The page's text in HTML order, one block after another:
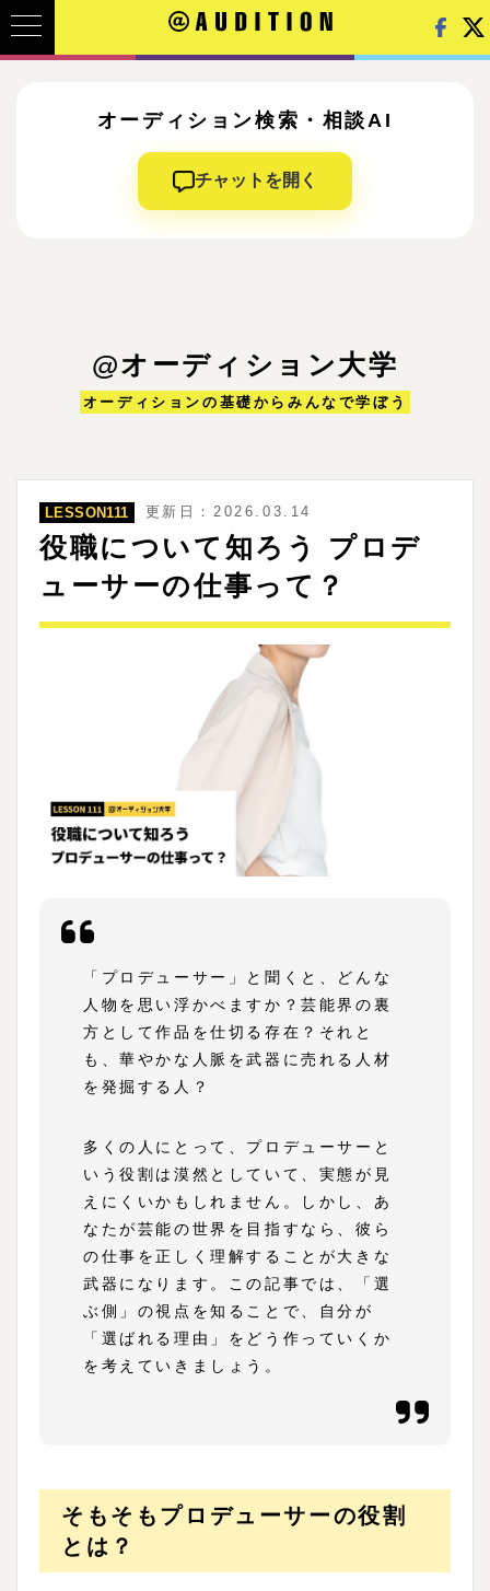
オーディション検索・相談AI
チャットを開く
@オーディション大学
オーディションの基礎からみんなで学ぼう
LESSON111 更新日：2026.03.14
役職について知ろう プロデ
ューサーの仕事って？
「プロデューサー」と聞くと、どんな
人物を思い浮かべますか？芸能界の裏
方として作品を仕切る存在？それと
も、華やかな人脈を武器に売れる人材
を発掘する人？
多くの人にとって、プロデューサーと
いう役割は漠然としていて、実態が見
えにくいかもしれません。しかし、あ
なたが芸能の世界を目指すなら、彼ら
の仕事を正しく理解することが大きな
武器になります。この記事では、「選
ぶ側」の視点を知ることで、自分が
「選ばれる理由」をどう作っていくか
を考えていきましょう。
そもそもプロデューサーの役割
とは？